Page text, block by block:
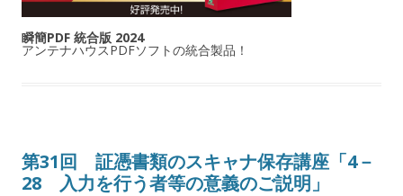
瞬簡PDF 統合版 2024
アンテナハウスPDFソフトの統合製品！
第31回 証憑書類のスキャナ保存講座「4－
28 入力を行う者等の意義のご説明」